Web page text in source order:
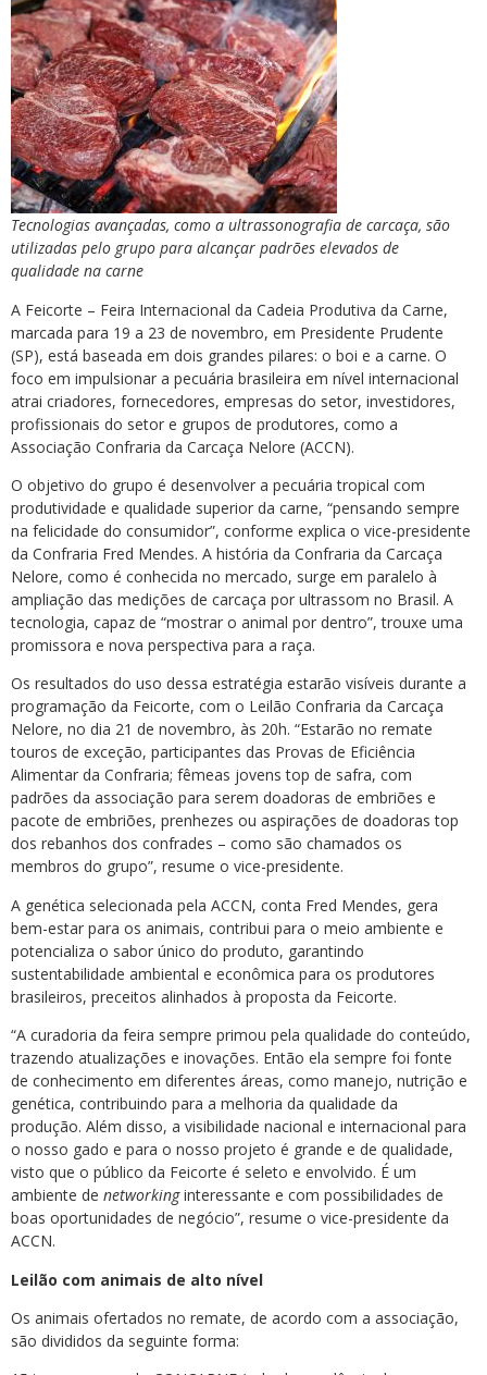
Tecnologias avançadas, como a ultrassonografia de carcaça, são
utilizadas pelo grupo para alcançar padrões elevados de
qualidade na carne
A Feicorte – Feira Internacional da Cadeia Produtiva da Carne,
marcada para 19 a 23 de novembro, em Presidente Prudente
(SP), está baseada em dois grandes pilares: o boi e a carne. O
foco em impulsionar a pecuária brasileira em nível internacional
atrai criadores, fornecedores, empresas do setor, investidores,
profissionais do setor e grupos de produtores, como a
Associação Confraria da Carcaça Nelore (ACCN).
O objetivo do grupo é desenvolver a pecuária tropical com
produtividade e qualidade superior da carne, “pensando sempre
na felicidade do consumidor”, conforme explica o vice-presidente
da Confraria Fred Mendes. A história da Confraria da Carcaça
Nelore, como é conhecida no mercado, surge em paralelo à
ampliação das medições de carcaça por ultrassom no Brasil. A
tecnologia, capaz de “mostrar o animal por dentro”, trouxe uma
promissora e nova perspectiva para a raça.
Os resultados do uso dessa estratégia estarão visíveis durante a
programação da Feicorte, com o Leilão Confraria da Carcaça
Nelore, no dia 21 de novembro, às 20h. “Estarão no remate
touros de exceção, participantes das Provas de Eficiência
Alimentar da Confraria; fêmeas jovens top de safra, com
padrões da associação para serem doadoras de embriões e
pacote de embriões, prenhezes ou aspirações de doadoras top
dos rebanhos dos confrades – como são chamados os
membros do grupo”, resume o vice-presidente.
A genética selecionada pela ACCN, conta Fred Mendes, gera
bem-estar para os animais, contribui para o meio ambiente e
potencializa o sabor único do produto, garantindo
sustentabilidade ambiental e econômica para os produtores
brasileiros, preceitos alinhados à proposta da Feicorte.
“A curadoria da feira sempre primou pela qualidade do conteúdo,
trazendo atualizações e inovações. Então ela sempre foi fonte
de conhecimento em diferentes áreas, como manejo, nutrição e
genética, contribuindo para a melhoria da qualidade da
produção. Além disso, a visibilidade nacional e internacional para
o nosso gado e para o nosso projeto é grande e de qualidade,
visto que o público da Feicorte é seleto e envolvido. É um
ambiente de networkinginteressante e com possibilidades de
boas oportunidades de negócio”, resume o vice-presidente da
ACCN.
Leilão com animais de alto nível
Os animais ofertados no remate, de acordo com a associação,
são divididos da seguinte forma: